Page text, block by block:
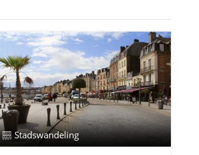
Stadswandeling